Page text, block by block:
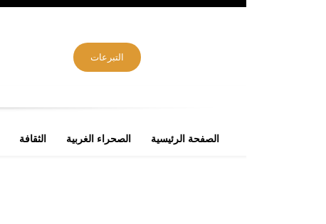
التبرعات
الصفحة الرئيسية الصحراء الغربية الثقافة